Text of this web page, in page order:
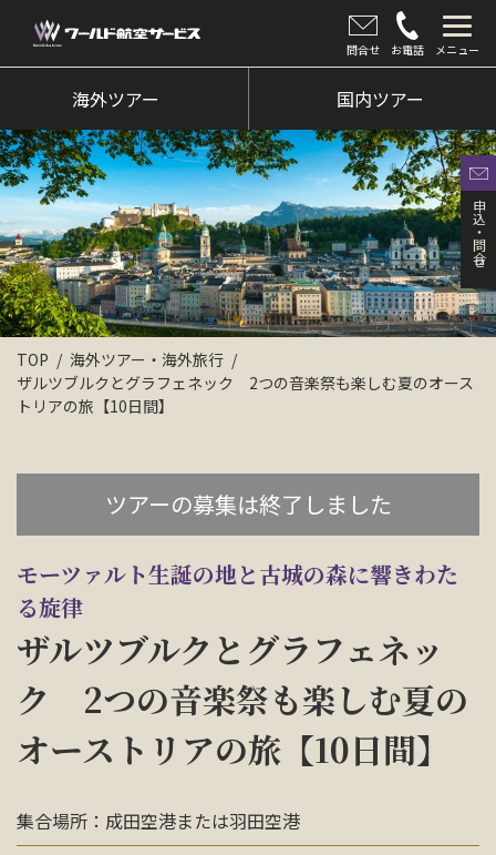
問合せ お電話 メニュー
海外ツアー
国内ツアー
クルーズツアー
ツアー催行状況
旅のひろば
イベント
新着情報
お問い合わせ
電話にてお問い合わせ
検索
海外ツアー 国内ツアー
TOP
海外ツアー・海外旅行
ザルツブルクとグラフェネック 2つの音楽祭も楽しむ夏のオース
トリアの旅【10日間】
ツアーの募集は終了しました
モーツァルト生誕の地と古城の森に響きわた
る旋律
ザルツブルクとグラフェネッ
ク 2つの音楽祭も楽しむ夏の
オーストリアの旅【10日間】
集合場所：成田空港または羽田空港
申込・問合せ